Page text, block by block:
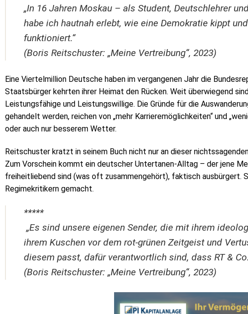
„In 16 Jahren Moskau – als Student, Deutschlehrer
habe ich hautnah erlebt, wie eine Demokratie kippt
funktioniert.“
(Boris Reitschuster: „Meine Vertreibung“, 2023)
Eine Viertelmillion Deutsche haben im vergangenen Jahr die
Staatsbürger kehrten ihrer Heimat den Rücken. Weit überwiegend
Leistungsfähige und Leistungswillige. Die Gründe für die
gehandelt werden, reichen von „mehr Karrieremöglichkeiten“ und
oder auch nur besserem Wetter.
Reitschuster kratzt in seinem Buch nicht nur an dieser
Zum Vorschein kommt ein deutscher Untertanen-Alltag – der jene
freiheitliebend sind (was oft zusammengehört), faktisch ausbürgert.
Regimekritikern gemacht.
*****
„Es sind unsere eigenen Sender, die mit ihrem
ihrem Kuschen vor dem rot-grünen Zeitgeist und
diesem passt, dafür verantwortlich sind, dass RT &
(Boris Reitschuster: „Meine Vertreibung“, 2023)